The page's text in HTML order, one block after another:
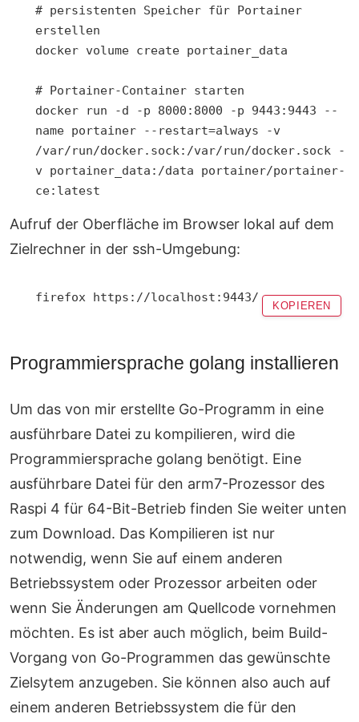
# persistenten Speicher für Portainer
erstellen
docker volume create portainer_data
# Portainer-Container starten
docker run -d -p 8000:8000 -p 9443:9443 --
name portainer --restart=always -v
/var/run/docker.sock:/var/run/docker.sock -
v portainer_data:/data portainer/portainer-
ce:latest
Aufruf der Oberfläche im Browser lokal auf dem
Zielrechner in der ssh-Umgebung:
KOPIEREN
Programmiersprache golang installieren
Um das von mir erstellte Go-Programm in eine
ausführbare Datei zu kompilieren, wird die
Programmiersprache golang benötigt. Eine
ausführbare Datei für den arm7-Prozessor des
Raspi 4 für 64-Bit-Betrieb finden Sie weiter unten
zum Download. Das Kompilieren ist nur
notwendig, wenn Sie auf einem anderen
Betriebssystem oder Prozessor arbeiten oder
wenn Sie Änderungen am Quellcode vornehmen
möchten. Es ist aber auch möglich, beim Build-
Vorgang von Go-Programmen das gewünschte
Zielsytem anzugeben. Sie können also auch auf
einem anderen Betriebssystem die für den